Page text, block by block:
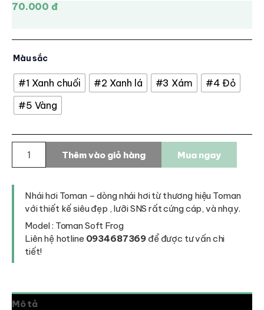
70.000 đ
Màu sắc
#1 Xanh chuối #2 Xanh lá #3 Xám
#4 Đỏ
#5 Vàng
Toman
soft
frog
Thêm vào giỏ hàng Mua ngay
Nhái hơi Toman – dòng nhái hơi từ thương hiệu Toman
với thiết kế siêu đẹp , lưỡi SNS rất cứng cáp, và nhạy.
Model : Toman Soft Frog
Liên hệ hotline 0934687369 để được tư vấn chi
tiết!
Mô tả